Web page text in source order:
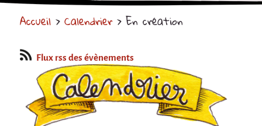
Les Chapiteaux
Partenaires
Spectacles
En tournée
Attraction Capillaire
BLANC
Accueil > Calendrier> En création
Flux rss des évènements